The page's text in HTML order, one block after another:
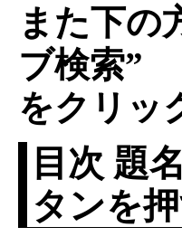
また下の
ブ検索”
をクリッ
目次 題
タンを